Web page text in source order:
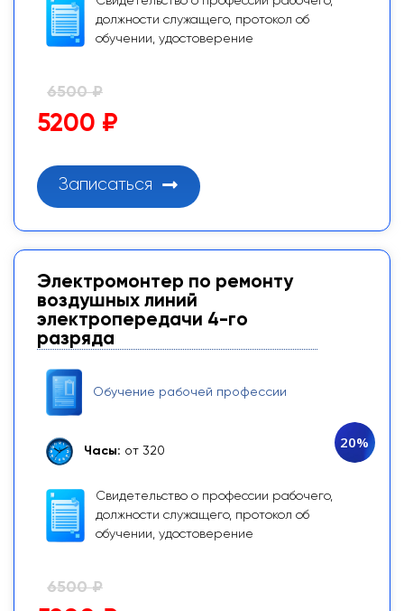
должности служащего, протокол об
обучении, удостоверение
6500 ₽
5200 ₽
Записаться
Электромонтер по ремонту
воздушных линий
электропередачи 4-го
разряда
Обучение рабочей профессии
Часы: от 320
Свидетельство о профессии рабочего,
должности служащего, протокол об
обучении, удостоверение
20%
6500 ₽